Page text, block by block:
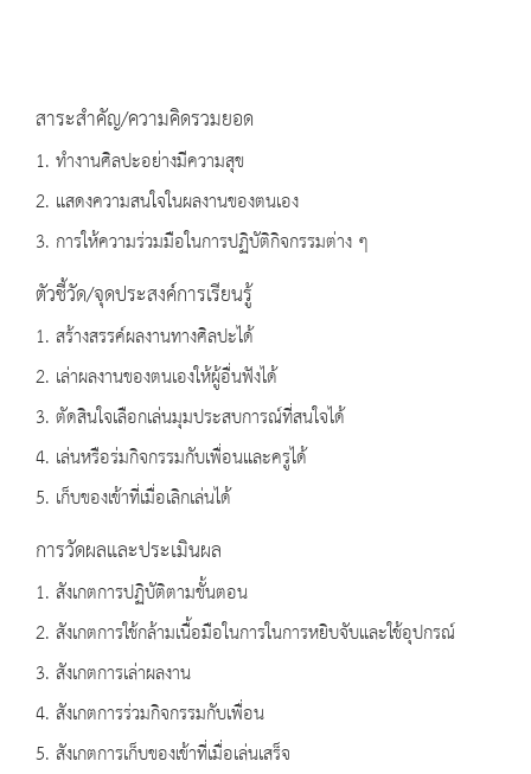
สาระสำคัญ/ความคิดรวมยอด
1. ทำงานศิลปะอย่างมีความสุข
2. แสดงความสนใจในผลงานของตนเอง
3. การให้ความร่วมมือในการปฏิบัติกิจกรรมต่าง ๆ
ตัวชี้วัด/จุดประสงค์การเรียนรู้
1. สร้างสรรค์ผลงานทางศิลปะได้
2. เล่าผลงานของตนเองให้ผู้อื่นฟังได้
3. ตัดสินใจเลือกเล่นมุมประสบการณ์ที่สนใจได้
4. เล่นหรือร่มกิจกรรมกับเพื่อนและครูได้
5. เก็บของเข้าที่เมื่อเลิกเล่นได้
การวัดผลและประเมินผล
1. สังเกตการปฏิบัติตามขั้นตอน
2. สังเกตการใช้กล้ามเนื้อมือในการในการหยิบจับและใช้อุปกรณ์
3. สังเกตการเล่าผลงาน
4. สังเกตการร่วมกิจกรรมกับเพื่อน
5. สังเกตการเก็บของเข้าที่เมื่อเล่นเสร็จ